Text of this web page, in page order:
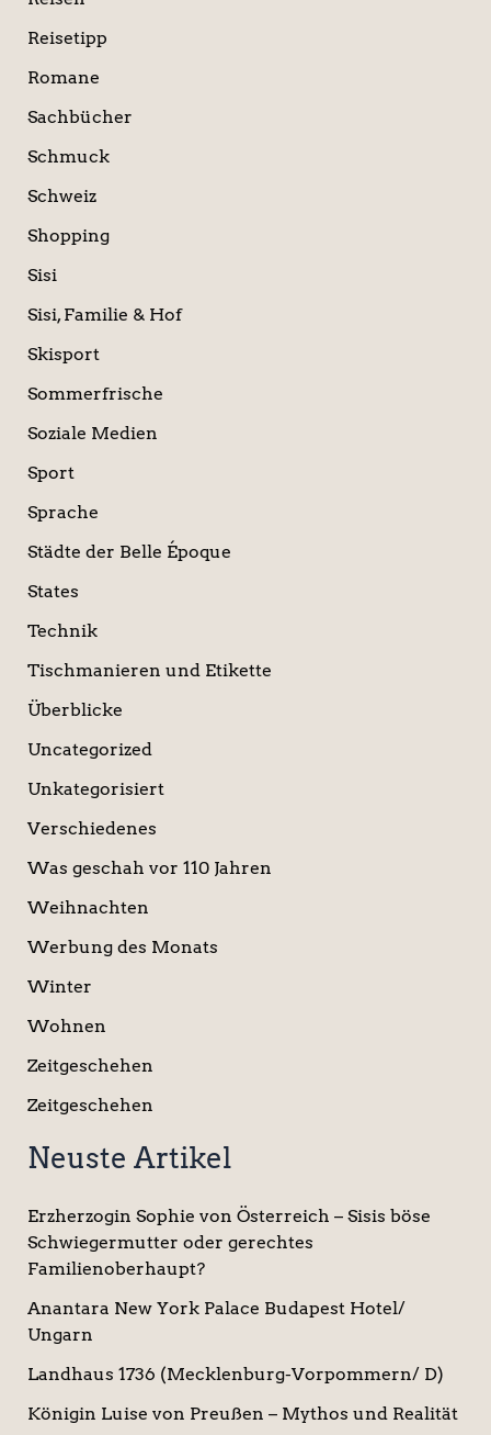
Reisetipp
Romane
Sachbücher
Schmuck
Schweiz
Shopping
Sisi
Sisi, Familie & Hof
Skisport
Sommerfrische
Soziale Medien
Sport
Sprache
Städte der Belle Époque
States
Technik
Tischmanieren und Etikette
Überblicke
Uncategorized
Unkategorisiert
Verschiedenes
Was geschah vor 110 Jahren
Weihnachten
Werbung des Monats
Winter
Wohnen
Zeitgeschehen
Zeitgeschehen
Neuste Artikel
Erzherzogin Sophie von Österreich – Sisis böse
Schwiegermutter oder gerechtes
Familienoberhaupt?
Anantara New York Palace Budapest Hotel/
Ungarn
Landhaus 1736 (Mecklenburg-Vorpommern/ D)
Königin Luise von Preußen – Mythos und Realität